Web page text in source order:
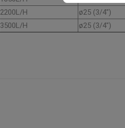
2200L/H
ø25 (3/4″)
3500L/H ø25 (3/4″)